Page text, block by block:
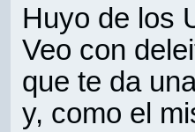
Huyo de los
Veo con
que te da
y, como el